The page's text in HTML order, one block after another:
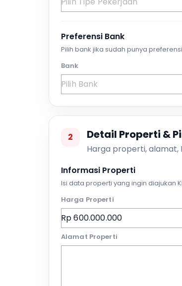
Preferensi Bank
Pilih bank jika sudah punya
Bank
2 Detail Properti &
Harga properti, alamat,
Informasi Properti
Isi data properti yang ingin diajukan
Harga Properti
Alamat Properti